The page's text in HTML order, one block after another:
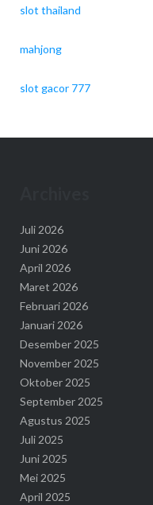
slot thailand
mahjong
slot gacor 777
Juli 2026
Juni 2026
April 2026
Maret 2026
Februari 2026
Januari 2026
Desember 2025
November 2025
Oktober 2025
September 2025
Agustus 2025
Juli 2025
Juni 2025
Mei 2025
April 2025